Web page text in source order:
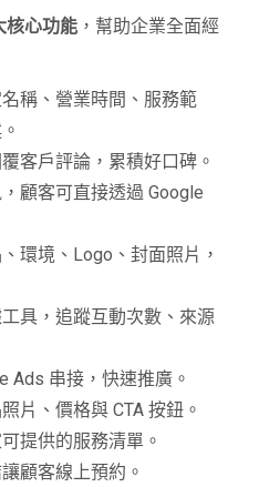
核心功能 ，幫助企業全面經
名稱、營業時間、服務範
覆客戶評論，累積好口碑。
顧客可直接透過 Google
、環境、Logo、封面照片，
工具，追蹤互動次數、來源
Ads 串接，快速推廣。
片、價格與 CTA 按鈕。
可提供的服務清單。
顧客線上預約。